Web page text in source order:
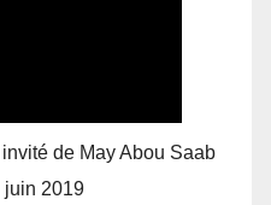
de May Abou Saab
juin 2019